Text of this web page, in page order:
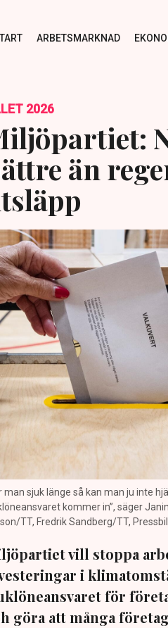
ARBETSMARKNAD
2026
än
man sjuk länge så kan man ju inte
kommer in”, säger
TT, Fredrik Sandberg/TT,
vill stoppa
i
för
göra att många